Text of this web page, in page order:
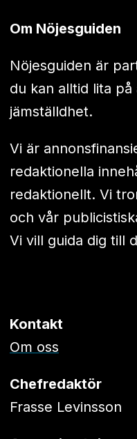
Om Nöjesguiden
Nöjesguiden är
du kan alltid lita
jämställdhet.
Vi är
redaktionella
redaktionellt. Vi
och vår
Vi vill guida dig till
Kontakt
Om oss
Chefredaktör
Frasse Levinsson